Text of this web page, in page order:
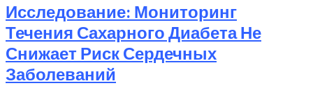
Исследование: Мониторинг
Течения Сахарного Диабета Не
Снижает Риск Сердечных
Заболеваний